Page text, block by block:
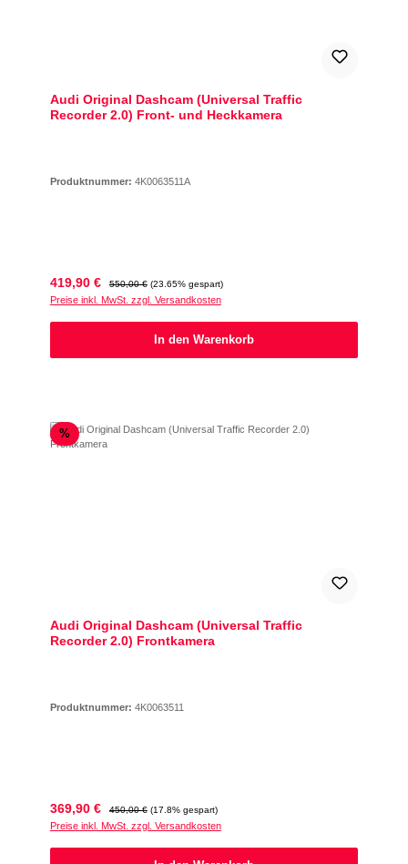
Audi Original Dashcam (Universal Traffic
Recorder 2.0) Front- und Heckkamera
Produktnummer: 4K0063511A
Verkaufspreis:
419,90 € Regulärer Preis:
550,00 € (23.65% gespart)
Preise inkl. MwSt. zzgl. Versandkosten
In den Warenkorb
%Rabatt
Audi Original Dashcam (Universal Traffic
Recorder 2.0) Frontkamera
Produktnummer: 4K0063511
Verkaufspreis:
369,90 € Regulärer Preis:
450,00 € (17.8% gespart)
Preise inkl. MwSt. zzgl. Versandkosten